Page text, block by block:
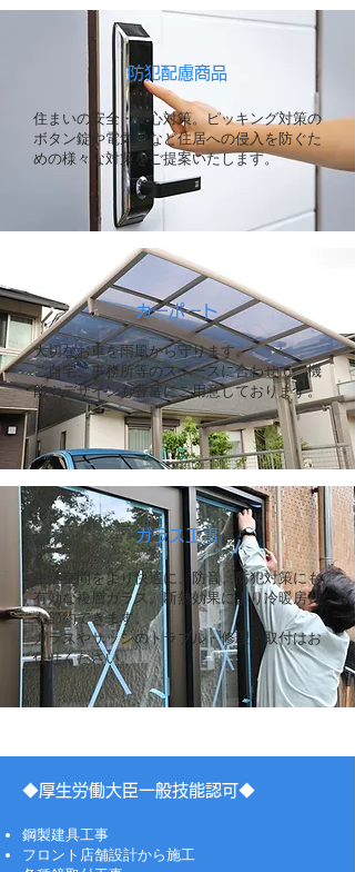
防犯配慮商品
住まいの安全・安心対策。ピッキング対策の
ボタン錠や電気錠など住居への侵入を防ぐた
めの様々な対策をご提案いたします。
カーポート
大切なお車を雨風から守ります。
ご自宅、事務所等のスペースに合わせて、機
能やデザインも豊富にご用意しております。
ガラス工事
生活空間をより快適に、防音、防犯対策にも
有効な複層ガラス。断熱効果により冷暖房費
も節約できます。
ガラスやサッシのトラブル・修理・取付はお
任せください。
◆厚生労働大臣一般技能認可◆
鋼製建具工事
フロント店舗設計から施工